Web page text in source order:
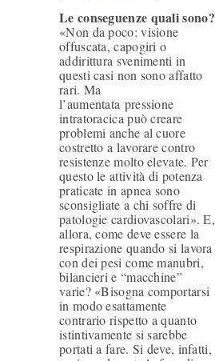
Le conseguenze quali sono?
«Non da poco: visione
offuscata, capogiri o
addirittura svenimenti in
questi casi non sono affatto
rari. Ma
l’aumentata pressione
intratoracica può creare
problemi anche al cuore
costretto a lavorare contro
resistenze molto elevate. Per
questo le attività di potenza
praticate in apnea sono
sconsigliate a chi soffre di
patologie cardiovascolari». E,
allora, come deve essere la
respirazione quando si lavora
con dei pesi come manubri,
bilancieri e “macchine”
varie? «Bisogna comportarsi
in modo esattamente
contrario rispetto a quanto
istintivamente si sarebbe
portati a fare. Si deve, infatti,